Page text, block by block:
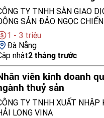
TY TNHH SÀN GIAO
SẢN ĐẢO NGỌC
1 - 3 triệu
Đà Nẵng
nhật2 tháng trước
viên kinh doanh
thuỷ sản
TY TNHH XUẤT NHẬP
LONG VINA